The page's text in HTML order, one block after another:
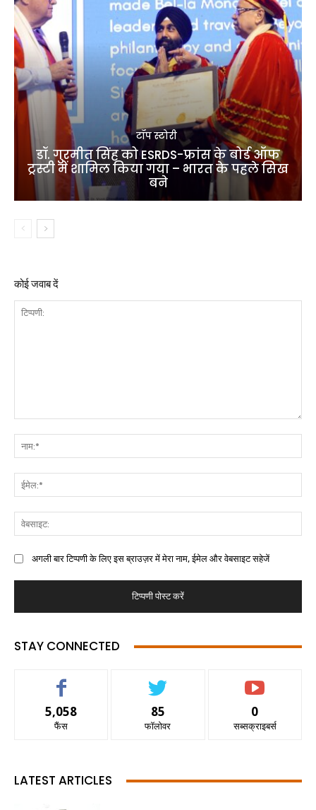
टॉप स्टोरी
डॉ. गुरमीत सिंह को ESRDS-फ्रांस के बोर्ड ऑफ
ट्रस्टी में शामिल किया गया – भारत के पहले सिख
बने
कोई जवाब दें
अगली बार टिप्पणी के लिए इस ब्राउज़र में मेरा नाम, ईमेल और वेबसाइट सहेजें
STAY CONNECTED
5,058
फैंस
85
फॉलोवर
0
सब्सक्राइबर्स
LATEST ARTICLES